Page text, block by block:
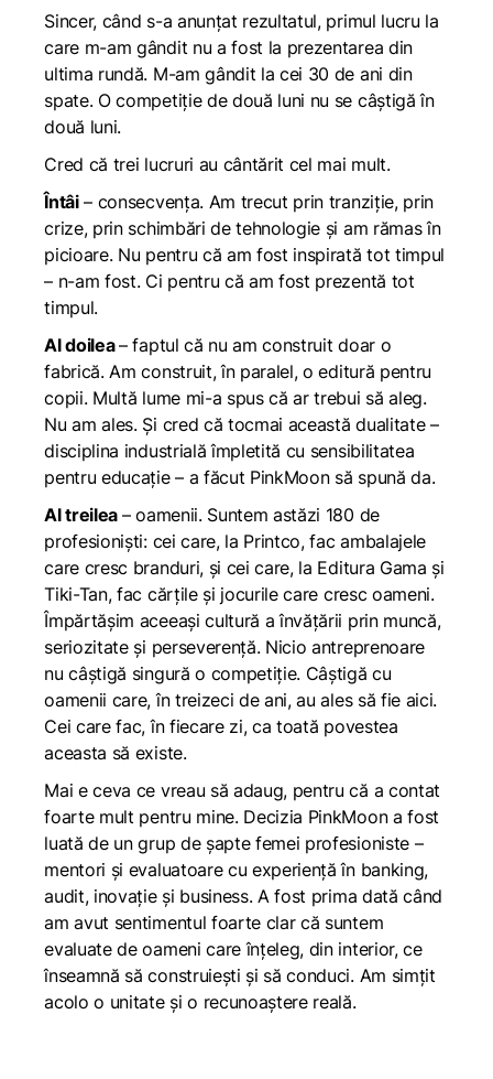
Sincer, când s-a anunțat rezultatul, primul lucru la
care m-am gândit nu a fost la prezentarea din
ultima rundă. M-am gândit la cei 30 de ani din
spate. O competiție de două luni nu se câștigă în
două luni.
Cred că trei lucruri au cântărit cel mai mult.
Întâi– consecvența. Am trecut prin tranziție, prin
crize, prin schimbări de tehnologie și am rămas în
picioare. Nu pentru că am fost inspirată tot timpul
– n-am fost. Ci pentru că am fost prezentă tot
timpul.
Al doilea– faptul că nu am construit doar o
fabrică. Am construit, în paralel, o editură pentru
copii. Multă lume mi-a spus că ar trebui să aleg.
Nu am ales. Și cred că tocmai această dualitate –
disciplina industrială împletită cu sensibilitatea
pentru educație – a făcut PinkMoon să spună da.
Al treilea – oamenii. Suntem astăzi 180 de
profesioniști: cei care, la Printco, fac ambalajele
care cresc branduri, și cei care, la Editura Gama și
Tiki-Tan, fac cărțile și jocurile care cresc oameni.
Împărtășim aceeași cultură a învățării prin muncă,
seriozitate și perseverență. Nicio antreprenoare
nu câștigă singură o competiție. Câștigă cu
oamenii care, în treizeci de ani, au ales să fie aici.
Cei care fac, în fiecare zi, ca toată povestea
aceasta să existe.
Mai e ceva ce vreau să adaug, pentru că a contat
foarte mult pentru mine. Decizia PinkMoon a fost
luată de un grup de șapte femei profesioniste –
mentori și evaluatoare cu experiență în banking,
audit, inovație și business. A fost prima dată când
am avut sentimentul foarte clar că suntem
evaluate de oameni care înțeleg, din interior, ce
înseamnă să construiești și să conduci. Am simțit
acolo o unitate și o recunoaștere reală.